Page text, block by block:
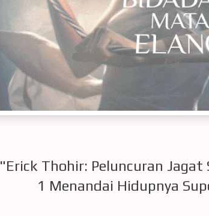
"Erick Thohir: Peluncuran
1 Menandai Hidupnya